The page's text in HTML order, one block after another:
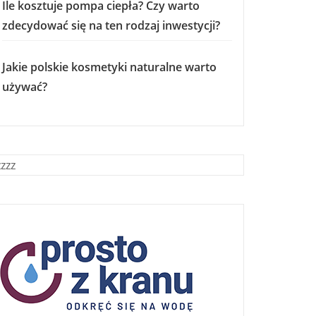
Ile kosztuje pompa ciepła? Czy warto
zdecydować się na ten rodzaj inwestycji?
Jakie polskie kosmetyki naturalne warto
używać?